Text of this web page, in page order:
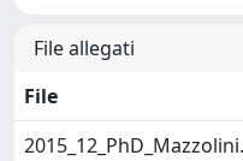
File allegati
File